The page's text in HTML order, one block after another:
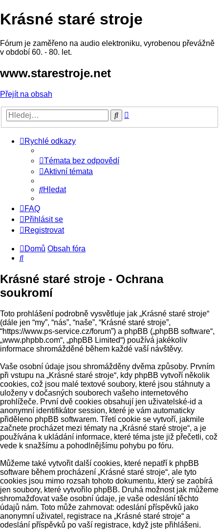
Krásné staré stroje
Fórum je zaměřeno na audio elektroniku, vyrobenou převážně
v období 60. - 80. let.
www.starestroje.net
Přejít na obsah
Hledat
Rychlé odkazy
Témata bez odpovědí
Aktivní témata
Hledat
FAQ
Přihlásit se
Registrovat
Domů Obsah fóra
Hledat
Krásné staré stroje - Ochrana
soukromí
Toto prohlášení podrobně vysvětluje jak „Krásné staré stroje“
(dále jen “my”, “nás”, “naše”, “Krásné staré stroje”,
“https://www.ps-service.cz/forum”) a phpBB („phpBB software“,
„www.phpbb.com“, „phpBB Limited“) používá jakékoliv
informace shromážděné během každé vaší návštěvy.
Vaše osobní údaje jsou shromážděny dvěma způsoby. Prvním
při vstupu na „Krásné staré stroje“, kdy phpBB vytvoří několik
cookies, což jsou malé textové soubory, které jsou stáhnuty a
uloženy v dočasných souborech vašeho internetového
prohlížeče. První dvě cookies obsahují jen uživatelské-id a
anonymní identifikátor session, které je vám automaticky
přiděleno phpBB softwarem. Třetí cookie se vytvoří, jakmile
začnete procházet mezi tématy na „Krásné staré stroje“, a je
používána k ukládání informace, které téma jste již přečetli, což
vede k snažšímu a pohodlnějšímu pohybu po fóru.
Můžeme také vytvořit další cookies, které nepatří k phpBB
software během procházení „Krásné staré stroje“, ale tyto
cookies jsou mimo rozsah tohoto dokumentu, který se zaobírá
jen soubory, které vytvořilo phpBB. Druhá možnost jak můžeme
shromažďovat vaše osobní údaje, je vaše odeslání těchto
údajů nám. Toto může zahrnovat: odeslání příspěvků jako
anonymní uživatel, registrace na „Krásné staré stroje“ a
odeslání příspěvků po vaší registrace, když jste přihlášeni.